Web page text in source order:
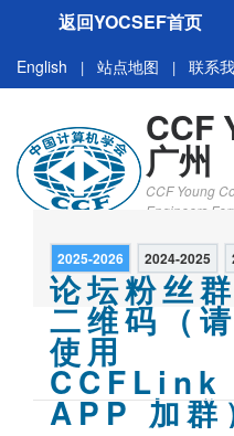
返回YOCSEF首页
English | 站点地图 | 联系
CCF
广州
CCF Young
Engineers
2025-2026 2024-2025
论坛粉丝群
二维码（请
使用
CCFLink
APP 加群